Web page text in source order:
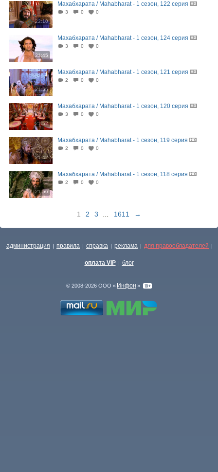
22:10
Махабхарата / Mahabharat - 1 сезон, 122 серия
3 0 0
21:45
Махабхарата / Mahabharat - 1 сезон, 124 серия
3 0 0
21:55
Махабхарата / Mahabharat - 1 сезон, 121 серия
2 0 0
21:52
Махабхарата / Mahabharat - 1 сезон, 120 серия
3 0 0
21:42
Махабхарата / Mahabharat - 1 сезон, 119 серия
2 0 0
21:56
Махабхарата / Mahabharat - 1 сезон, 118 серия
2 0 0
1 2 3 1611 →
администрация | правила | справка | реклама | для правообладателей |
оплата VIP | блог
© 2008-2026 ООО « Инфон »